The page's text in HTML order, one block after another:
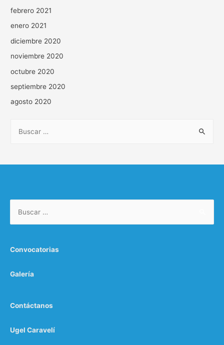
febrero 2021
enero 2021
diciembre 2020
noviembre 2020
octubre 2020
septiembre 2020
agosto 2020
Convocatorias
Galería
Contáctanos
Ugel Caravelí